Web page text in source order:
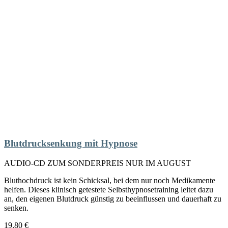
Blutdrucksenkung mit Hypnose
AUDIO-CD ZUM SONDERPREIS NUR IM AUGUST
Bluthochdruck ist kein Schicksal, bei dem nur noch Medikamente
helfen. Dieses klinisch getestete Selbsthypnosetraining leitet dazu
an, den eigenen Blutdruck günstig zu beeinflussen und dauerhaft zu
senken.
19,80 €